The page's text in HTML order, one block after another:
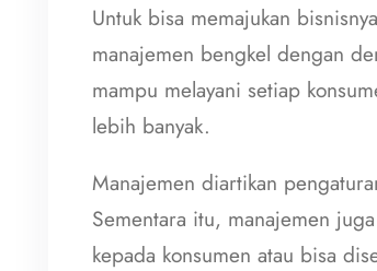
Untuk bisa memajukan
manajemen bengkel dengan
mampu melayani setiap
lebih banyak.
Manajemen diartikan
Sementara itu, manajemen
kepada konsumen atau bisa